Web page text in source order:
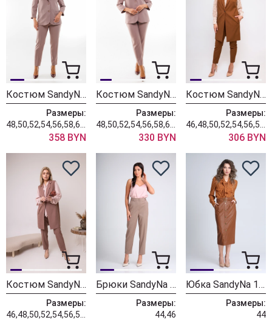
Костюм SandyNa 130558 кофе с молоком
Размеры:
358 BYN
Костюм SandyNa 130561 кофе с молоком
Размеры:
330 BYN
Костюм SandyNa 130560 медно-коричневый
Размеры:
306 BYN
Костюм SandyNa 130560 серо-коричневый
Размеры:
Брюки SandyNa 130204 серо-коричневый
Размеры:
44,46
Юбка SandyNa 13941 коричневый
Размеры:
44